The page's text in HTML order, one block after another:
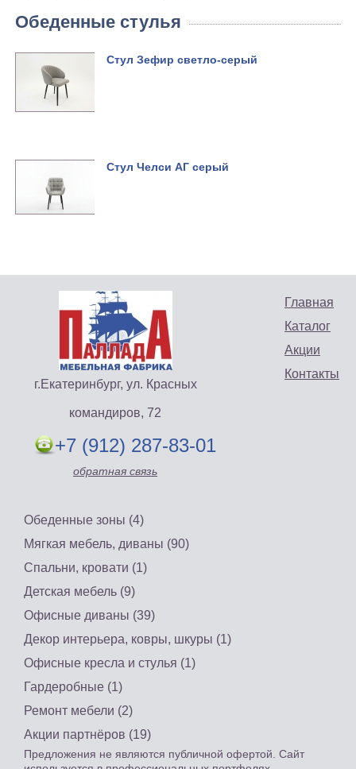
Обеденные стулья
Стул Зефир светло-серый
Стул Челси АГ серый
Главная
Каталог
Акции
Контакты
г.Екатеринбург, ул. Красных
командиров, 72
+7 (912) 287-83-01
обратная связь
Обеденные зоны (4)
Мягкая мебель, диваны (90)
Спальни, кровати (1)
Детская мебель (9)
Офисные диваны (39)
Декор интерьера, ковры, шкуры (1)
Офисные кресла и стулья (1)
Гардеробные (1)
Ремонт мебели (2)
Акции партнёров (19)
Предложения не являются публичной офертой. Сайт